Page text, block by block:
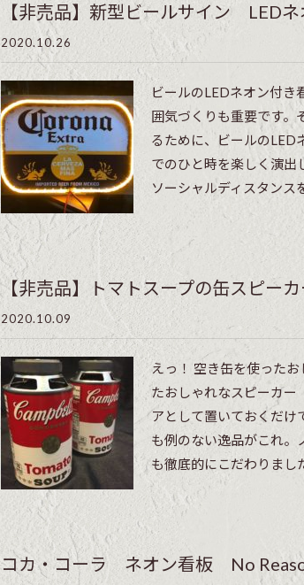
【非売品】新型ビールサイン LEDネ
2020.10.26
ビールのLEDネオン付き
囲気づくりも重要です。
るために、ビールのLED
でのひと時を楽しく演出
ソーシャルディスタンス
【非売品】トマトスープの缶スピー
2020.10.09
えっ！ 空き缶を使った
たおしゃれなスピーカー
アとして置いておくだけ
も例のない逸品がこれ。
も徹底的にこだわりまし
コカ・コーラ ネオン看板 No